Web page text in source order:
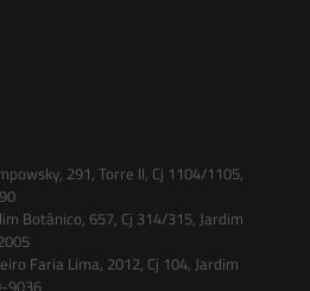
291, Torre II, Cj 1104/1105,
Botânico, 657, Cj 314/315, Jardim
Faria Lima, 2012, Cj 104, Jardim
9036